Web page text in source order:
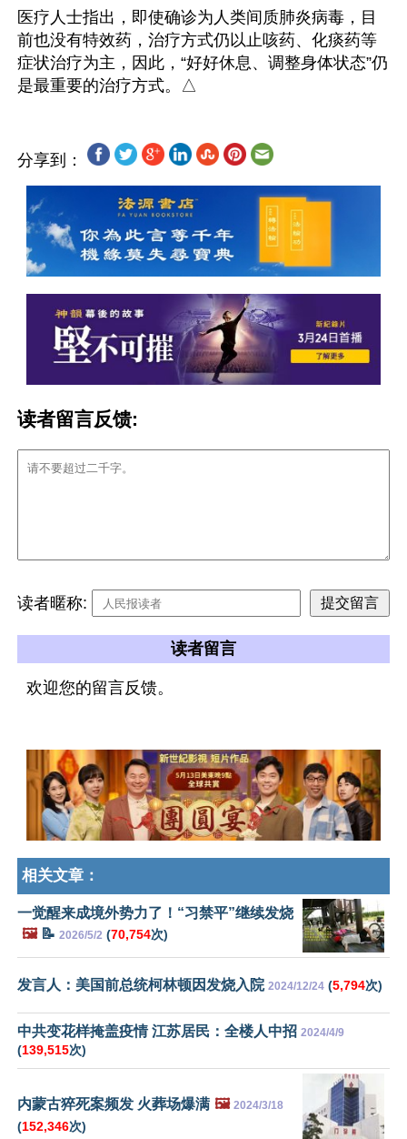
医疗人士指出，即使确诊为人类间质肺炎病毒，目
前也没有特效药，治疗方式仍以止咳药、化痰药等
症状治疗为主，因此，“好好休息、调整身体状态”仍
分享到：
读者留言反馈:
读者暱称:
读者留言
欢迎您的留言反馈。
相关文章：
一觉醒来成境外势力了！“习禁平”继续发烧
🖼️📝 2026/5/2 (70,754次)
发言人：美国前总统柯林顿因发烧入院 2024/12/24 (5,794次)
中共变花样掩盖疫情 江苏居民：全楼人中招 2024/4/9
(139,515次)
内蒙古猝死案频发 火葬场爆满 🖼️ 2024/3/18
(152,346次)